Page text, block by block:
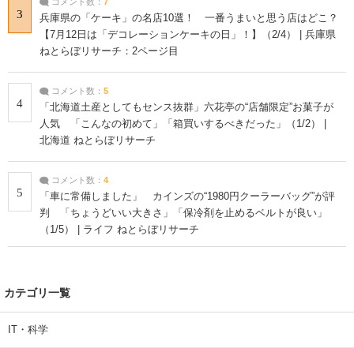
3
兵庫県の「ケーキ」の名店10選！ 一番うまいと思う店はどこ？
【7月12日は「デコレーションケーキの日」！】（2/4） | 兵庫県
ねとらぼリサーチ：2ページ目
4
コメント数： 5
「北海道土産としてもセンス抜群」六花亭の“店舗限定”お菓子が
人気 「こんなの初めて」「箱買いするべきだった」（1/2） |
北海道 ねとらぼリサーチ
5
コメント数： 4
「車に常備しました」 カインズの“1980円クーラーバッグ”が評
判 「ちょうどいい大きさ」「保冷剤を止めるベルトが良い」
（1/5） | ライフ ねとらぼリサーチ
カテゴリ一覧
IT・科学